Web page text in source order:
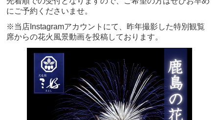
にご予約くださいませ。
※当店Instagramアカウントにて、昨年撮影した特別観覧
席からの花火風景動画を投稿しております。